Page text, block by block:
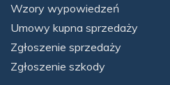
Wzory wypowiedzeń
Umowy kupna sprzedaży
Zgłoszenie sprzedaży
Zgłoszenie szkody